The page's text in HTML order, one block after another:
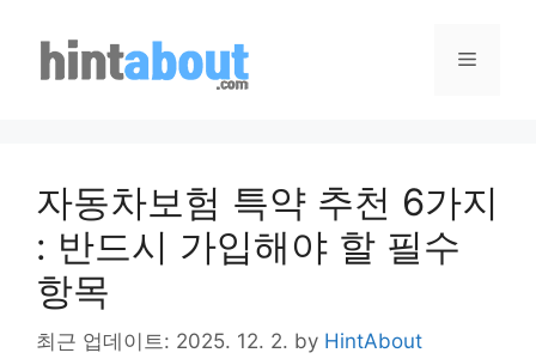
content
Menu
자동차보험 특약 추천 6가지
: 반드시 가입해야 할 필수
항목
최근 업데이트: 2025. 12. 2. by HintAbout